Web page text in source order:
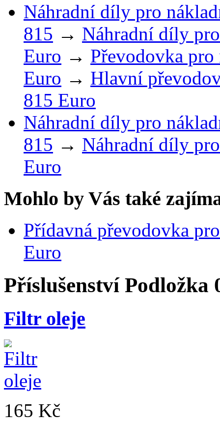
Náhradní díly pro
815 → Náhradní díly
Euro → Převodovka
Euro → Hlavní
815 Euro
Náhradní díly pro
815 → Náhradní díly
Euro
Mohlo by Vás také
Přídavná převodovka
Euro
Příslušenství Podložka
Filtr oleje
165 Kč